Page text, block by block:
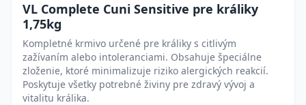
VL Complete Cuni Sensitive pre králiky
1,75kg
Kompletné krmivo určené pre králiky s citlivým
zažívaním alebo intoleranciami. Obsahuje špeciálne
zloženie, ktoré minimalizuje riziko alergických reakcií.
Poskytuje všetky potrebné živiny pre zdravý vývoj a
vitalitu králika.